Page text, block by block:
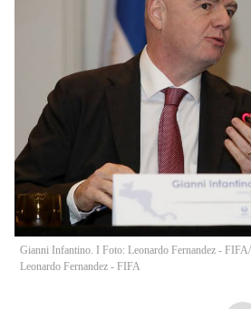
Gianni Infantino. I Foto: Leonardo Fernandez -
Leonardo Fernandez - FIFA